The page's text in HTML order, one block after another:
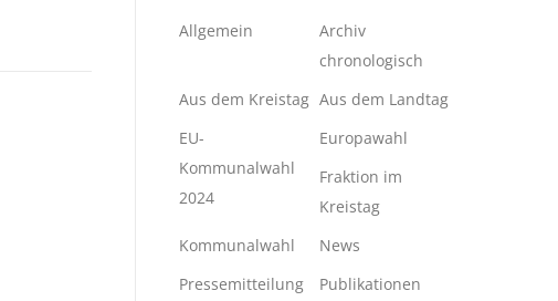
Allgemein
Archiv
chronologisch
Aus dem Kreistag Aus dem Landtag
EU-
Kommunalwahl
2024
Europawahl
Fraktion im
Kreistag
Kommunalwahl
News
Pressemitteilung
Publikationen